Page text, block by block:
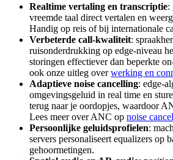
Realtime vertaling en transcriptie:
vreemde taal direct vertalen en
Handig op reis of bij internationale
Verbeterde call-kwaliteit:
ruisonderdrukking op edge-niveau
storingen effectiever dan beperkte
ook onze uitleg overwerking en
Adaptieve noise cancelling: edge-
omgevingsgeluid in real time en
terug naar je oordopjes, waardoor
Lees meer over ANC op noise
Persoonlijke geluidsprofielen:
servers personaliseert equalizers op
gehoormetingen.